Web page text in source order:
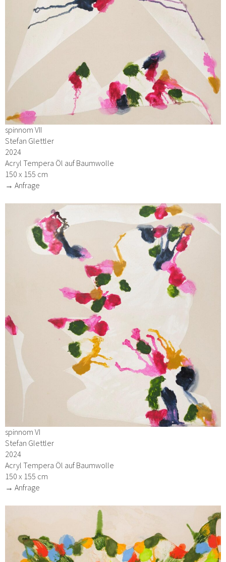
spinnom VII
Stefan Glettler
2024
Acryl Tempera Öl auf Baumwolle
150 x 155 cm
→ Anfrage
spinnom VI
Stefan Glettler
2024
Acryl Tempera Öl auf Baumwolle
150 x 155 cm
→ Anfrage